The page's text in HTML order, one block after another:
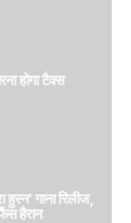
होगा टैक्स
गाना रिलीज,
हैरान